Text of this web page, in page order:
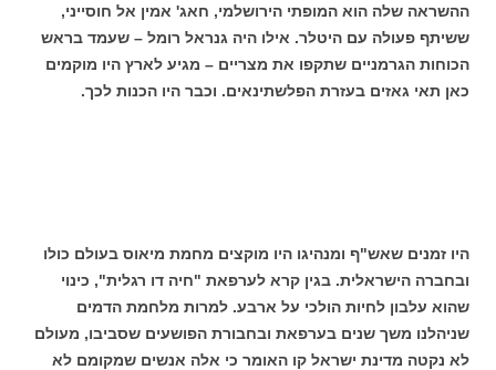
ההשראה שלה הוא המופתי הירושלמי, חאג' אמין אל חוסייני,
ששיתף פעולה עם היטלר. אילו היה גנראל רומל – שעמד בראש
הכוחות הגרמניים שתקפו את מצריים – מגיע לארץ היו מוקמים
כאן תאי גאזים בעזרת הפלשתינאים. וכבר היו הכנות לכך.
היו זמנים שאש"ף ומנהיגו היו מוקצים מחמת מיאוס בעולם כולו
ובחברה הישראלית. בגין קרא לערפאת "חיה דו רגלית", כינוי
שהוא עלבון לחיות הולכי על ארבע. למרות מלחמת הדמים
שניהלנו משך שנים בערפאת ובחבורת הפושעים שסביבו, מעולם
לא נקטה מדינת ישראל קו האומר כי אלה אנשים שמקומם לא